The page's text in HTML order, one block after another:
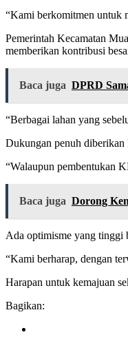
“Kami berkomitmen untuk
Pemerintah Kecamatan
memberikan kontribusi
Baca juga DPRD
“Berbagai lahan yang
Dukungan penuh diberikan
“Walaupun pembentukan
Baca juga Dorong
Ada optimisme yang tinggi
“Kami berharap, dengan
Harapan untuk kemajuan
Bagikan: